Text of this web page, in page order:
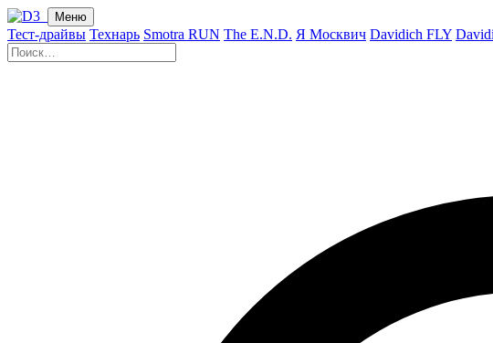
Меню
Тест-драйвы Технарь Smotra RUN The E.N.D. Я Москвич Davidich FLY